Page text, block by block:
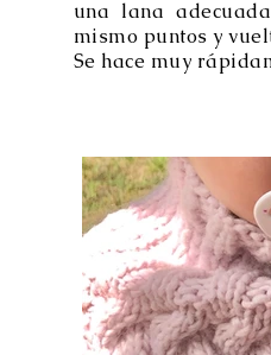
una lana
mismo puntos y
Se hace muy